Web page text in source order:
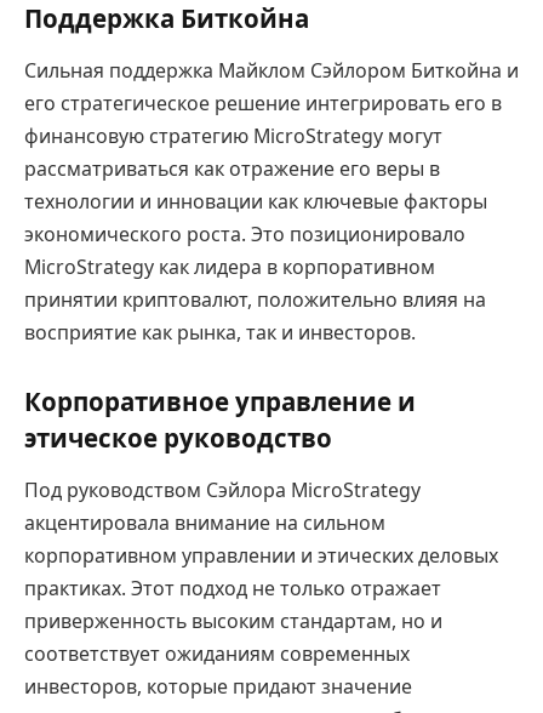
Поддержка Биткойна
Сильная поддержка Майклом Сэйлором Биткойна и
его стратегическое решение интегрировать его в
финансовую стратегию MicroStrategy могут
рассматриваться как отражение его веры в
технологии и инновации как ключевые факторы
экономического роста. Это позиционировало
MicroStrategy как лидера в корпоративном
принятии криптовалют, положительно влияя на
восприятие как рынка, так и инвесторов.
Корпоративное управление и
этическое руководство
Под руководством Сэйлора MicroStrategy
акцентировала внимание на сильном
корпоративном управлении и этических деловых
практиках. Этот подход не только отражает
приверженность высоким стандартам, но и
соответствует ожиданиям современных
инвесторов, которые придают значение